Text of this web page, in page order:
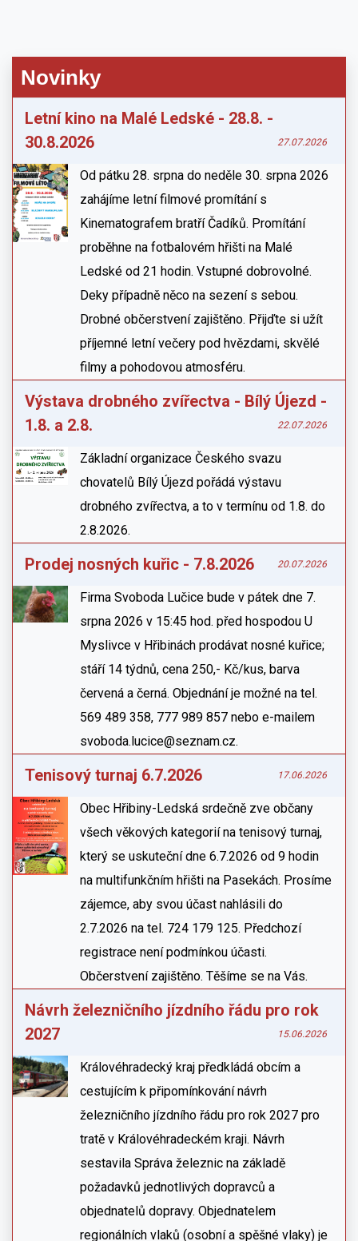
Novinky
Letní kino na Malé Ledské - 28.8. -
30.8.2026
27.07.2026
Od pátku 28. srpna do neděle 30. srpna 2026
zahájíme letní filmové promítání s
Kinematografem bratří Čadíků. Promítání
proběhne na fotbalovém hřišti na Malé
Ledské od 21 hodin. Vstupné dobrovolné.
Deky případně něco na sezení s sebou.
Drobné občerstvení zajištěno. Přijďte si užít
příjemné letní večery pod hvězdami, skvělé
filmy a pohodovou atmosféru.
Výstava drobného zvířectva - Bílý Újezd -
1.8. a 2.8.
22.07.2026
Základní organizace Českého svazu
chovatelů Bílý Újezd pořádá výstavu
drobného zvířectva, a to v termínu od 1.8. do
2.8.2026.
Prodej nosných kuřic - 7.8.2026 20.07.2026
Firma Svoboda Lučice bude v pátek dne 7.
srpna 2026 v 15:45 hod. před hospodou U
Myslivce v Hřibinách prodávat nosné kuřice;
stáří 14 týdnů, cena 250,- Kč/kus, barva
červená a černá. Objednání je možné na tel.
569 489 358, 777 989 857 nebo e-mailem
svoboda.lucice@seznam.cz.
Tenisový turnaj 6.7.2026 17.06.2026
Obec Hřibiny-Ledská srdečně zve občany
všech věkových kategorií na tenisový turnaj,
který se uskuteční dne 6.7.2026 od 9 hodin
na multifunkčním hřišti na Pasekách. Prosíme
zájemce, aby svou účast nahlásili do
2.7.2026 na tel. 724 179 125. Předchozí
registrace není podmínkou účasti.
Občerstvení zajištěno. Těšíme se na Vás.
Návrh železničního jízdního řádu pro rok
2027
15.06.2026
Královéhradecký kraj předkládá obcím a
cestujícím k připomínkování návrh
železničního jízdního řádu pro rok 2027 pro
tratě v Královéhradeckém kraji. Návrh
sestavila Správa železnic na základě
požadavků jednotlivých dopravců a
objednatelů dopravy. Objednatelem
regionálních vlaků (osobní a spěšné vlaky) je